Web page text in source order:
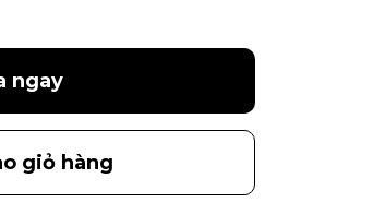
ngay
giỏ hàng